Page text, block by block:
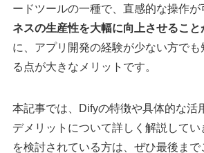
ードツールの一種で、直感的な操作が
ネスの生産性を大幅に向上させること
に、アプリ開発の経験が少ない方でも
る点が大きなメリットです。
本記事では、Difyの特徴や具体的な活
デメリットについて詳しく解説してい
を検討されている方は、ぜひ最後まで